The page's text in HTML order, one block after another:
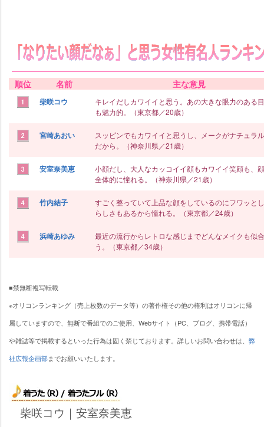
順位 名前 主な意見
柴咲コウ
キレイだしカワイイと思う。あの大きな眼力のある
も魅力的。（東京都／20歳）
宮崎あおい
スッピンでもカワイイと思うし、メークがナチュラ
だから。（神奈川県／21歳）
安室奈美恵
小顔だし、大人なカッコイイ顔もカワイイ笑顔も、
全体的に憧れる。（神奈川県／21歳）
竹内結子
すごく整っていて上品な顔をしているのにフワッと
らしさもあるから憧れる。（東京都／24歳）
浜崎あゆみ
最近の流行からレトロな感じまでどんなメイクも似
う。（東京都／34歳）
■禁無断複写転載
※オリコンランキング（売上枚数のデータ等）の著作権その他の権利はオリコンに帰
属していますので、無断で番組でのご使用、Webサイト（PC、ブログ、携帯電話）
雑誌等で掲載するといった行為は固く禁じております。詳しいお問い合わせは、 弊
社広報企画部までお願いいたします。
柴咲コウ｜ 安室奈美恵